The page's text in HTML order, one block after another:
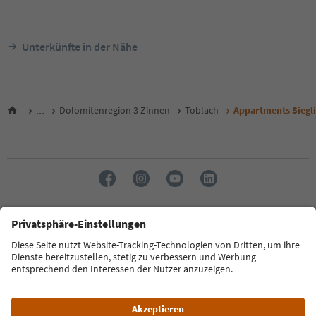
Unterkünfte in der Nähe
... Dolomitenregion 3 Zinnen Toblach Appartments
Sprache: Deutsch
FAQ Kontakt Presse MICE Datenschutzerklärung
Zugänglichkeitserklärung